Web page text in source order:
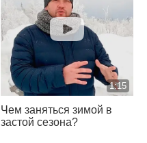
1:15
Чем заняться зимой в
застой сезона?